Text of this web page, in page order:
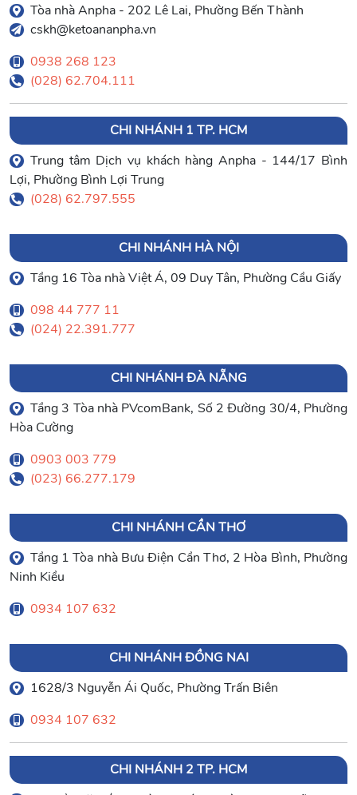
Tòa nhà Anpha - 202 Lê Lai, Phường Bến Thành
cskh@ketoananpha.vn
0938 268 123
(028) 62.704.111
CHI NHÁNH 1 TP. HCM
Trung tâm Dịch vụ khách hàng Anpha - 144/17 Bình
Lợi, Phường Bình Lợi Trung
(028) 62.797.555
CHI NHÁNH HÀ NỘI
Tầng 16 Tòa nhà Việt Á, 09 Duy Tân, Phường Cầu Giấy
098 44 777 11
(024) 22.391.777
CHI NHÁNH ĐÀ NẴNG
Tầng 3 Tòa nhà PVcomBank, Số 2 Đường 30/4, Phường
Hòa Cường
0903 003 779
(023) 66.277.179
CHI NHÁNH CẦN THƠ
Tầng 1 Tòa nhà Bưu Điện Cần Thơ, 2 Hòa Bình, Phường
Ninh Kiều
0934 107 632
CHI NHÁNH ĐỒNG NAI
1628/3 Nguyễn Ái Quốc, Phường Trấn Biên
0934 107 632
CHI NHÁNH 2 TP. HCM